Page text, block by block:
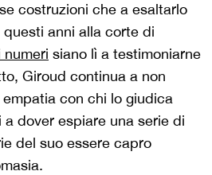
costruzioni che a esaltarlo
anni alla corte di
numeri siano lì a testimoniarne
Giroud continua a non
con chi lo giudica
dover espiare una serie di
del suo essere capro